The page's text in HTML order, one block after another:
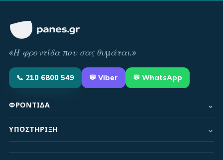
«Η φροντίδα που σας θυμάται.»
📞 210 6800 549 💬 Viber 💬 WhatsApp
ΦΡΟΝΤΊΔΑ ⌄
ΥΠΟΣΤΉΡΙΞΗ ⌄